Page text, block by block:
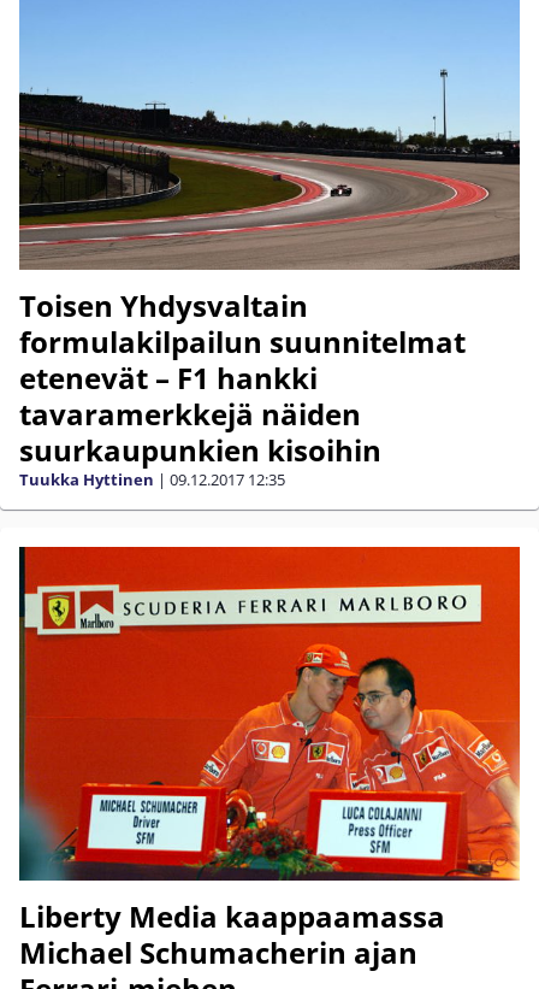
Toisen Yhdysvaltain
formulakilpailun suunnitelmat
etenevät – F1 hankki
tavaramerkkejä näiden
suurkaupunkien kisoihin
Tuukka Hyttinen | 09.12.2017 12:35
Liberty Media kaappaamassa
Michael Schumacherin ajan